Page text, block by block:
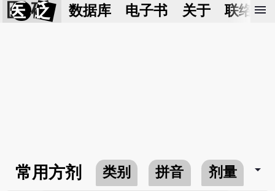
医 砭 数据库 电子书 关于 联络我
menu
常用方剂 类别 拼音 剂量 arrow_drop_down